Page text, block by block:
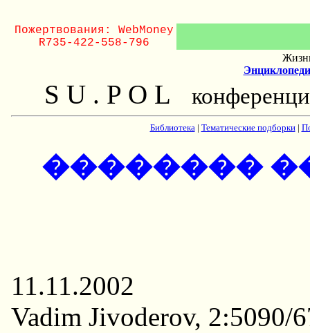
Пожертвования: WebMoney
R735-422-558-796
S U . P O L
Библиотека| Тематические подборки|
��������
11.11.2002
Vadim Jivoderov, 2:5090/